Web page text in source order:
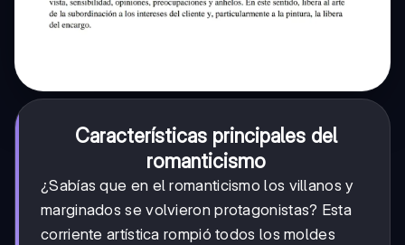
Características principales del
romanticismo
¿Sabías que en el romanticismo los villanos y
marginados se volvieron protagonistas? Esta
corriente artística rompió todos los moldes